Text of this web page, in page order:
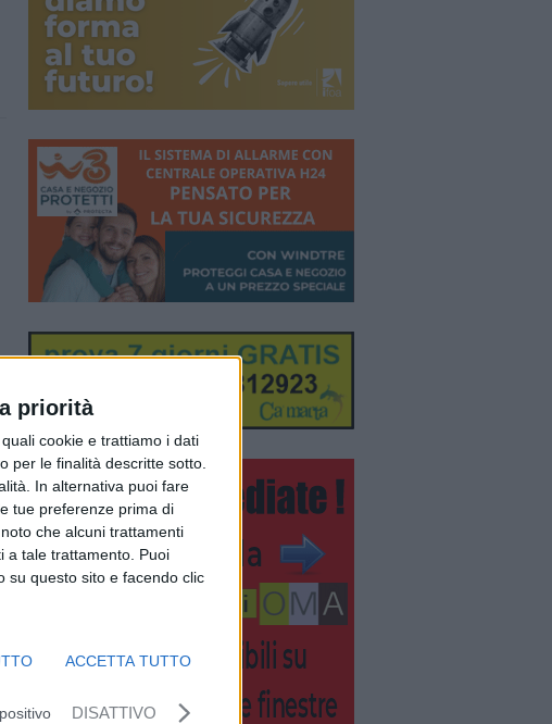
priorità
cookie e trattiamo i dati
per le finalità descritte sotto.
In alternativa puoi fare
tue preferenze prima di
che alcuni trattamenti
a tale trattamento. Puoi
su questo sito e facendo clic
ACCETTA TUTTO
DISATTIVO